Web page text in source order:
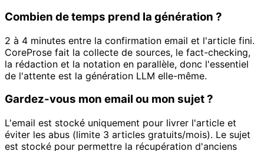
Combien de temps prend la génération ?
2 à 4 minutes entre la confirmation email et l'article fini.
CoreProse fait la collecte de sources, le fact-checking,
la rédaction et la notation en parallèle, donc l'essentiel
de l'attente est la génération LLM elle-même.
Gardez-vous mon email ou mon sujet ?
L'email est stocké uniquement pour livrer l'article et
éviter les abus (limite 3 articles gratuits/mois). Le sujet
est stocké pour permettre la récupération d'anciens